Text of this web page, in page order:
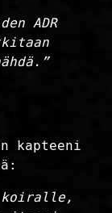
ADR
kapteeni
koiralle,